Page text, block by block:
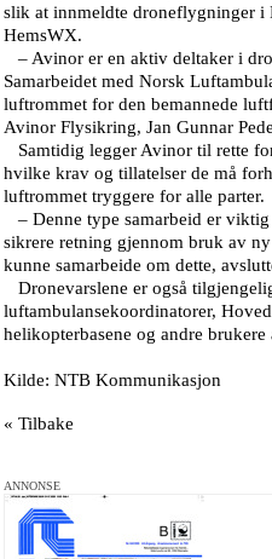
slik at innmeldte droneflygninger i
HemsWX.
– Avinor er en aktiv deltaker i
Samarbeidet med Norsk
luftrommet for den bemannede
Avinor Flysikring, Jan Gunnar
Samtidig legger Avinor til rette
hvilke krav og tillatelser de må
luftrommet tryggere for alle parter.
– Denne type samarbeid er
sikrere retning gjennom bruk av
kunne samarbeide om dette,
Dronevarslene er også
luftambulansekoordinatorer,
helikopterbasene og andre brukere
Kilde: NTB Kommunikasjon
« Tilbake
ANNONSE